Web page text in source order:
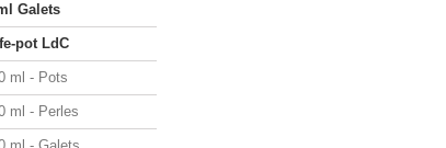
Galets
pot LdC
ml - Pots
ml - Perles